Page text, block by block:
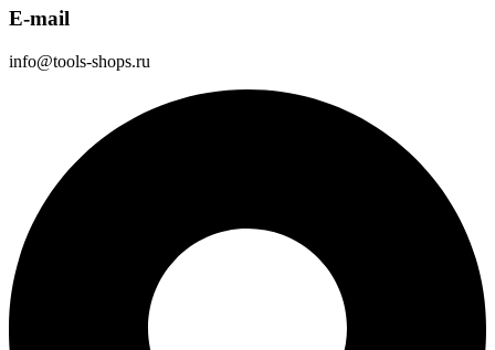
E-mail
info@tools-shops.ru